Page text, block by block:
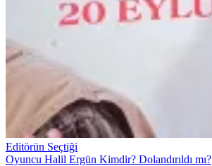
Editörün Seçtiği
Oyuncu Halil Ergün Kimdir? Dolandırıldı mı?